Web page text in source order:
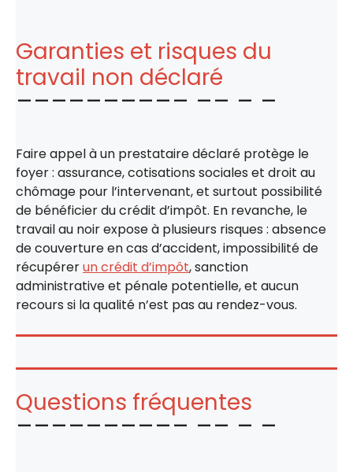
Garanties et risques du
travail non déclaré
Faire appel à un prestataire déclaré protège le
foyer : assurance, cotisations sociales et droit au
chômage pour l’intervenant, et surtout possibilité
de bénéficier du crédit d’impôt. En revanche, le
travail au noir expose à plusieurs risques : absence
de couverture en cas d’accident, impossibilité de
récupérerun crédit d’impôt, sanction
administrative et pénale potentielle, et aucun
recours si la qualité n’est pas au rendez-vous.
Questions fréquentes